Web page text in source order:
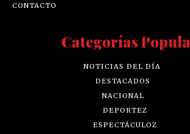
CONTACTO
Categorías
NOTICIAS DEL DÍA
DESTACADOS
NACIONAL
DEPORTEZ
ESPECTÁCULOZ